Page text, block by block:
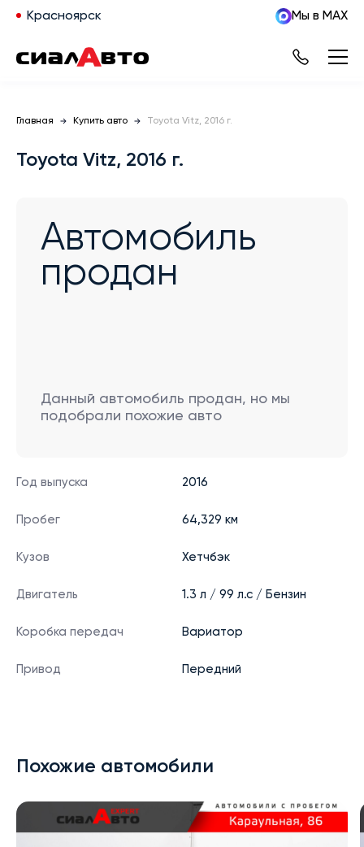
Красноярск Мы в MAX
Главная Купить авто Toyota Vitz, 2016 г.
Toyota Vitz, 2016 г.
Год выпуска 2016
Пробег 64,329 км
Кузов Хетчбэк
Двигатель 1.3 л / 99 л.с / Бензин
Коробка передач Вариатор
Привод Передний
Автомобиль
продан
Данный автомобиль продан, но мы
подобрали похожие авто
Похожие автомобили